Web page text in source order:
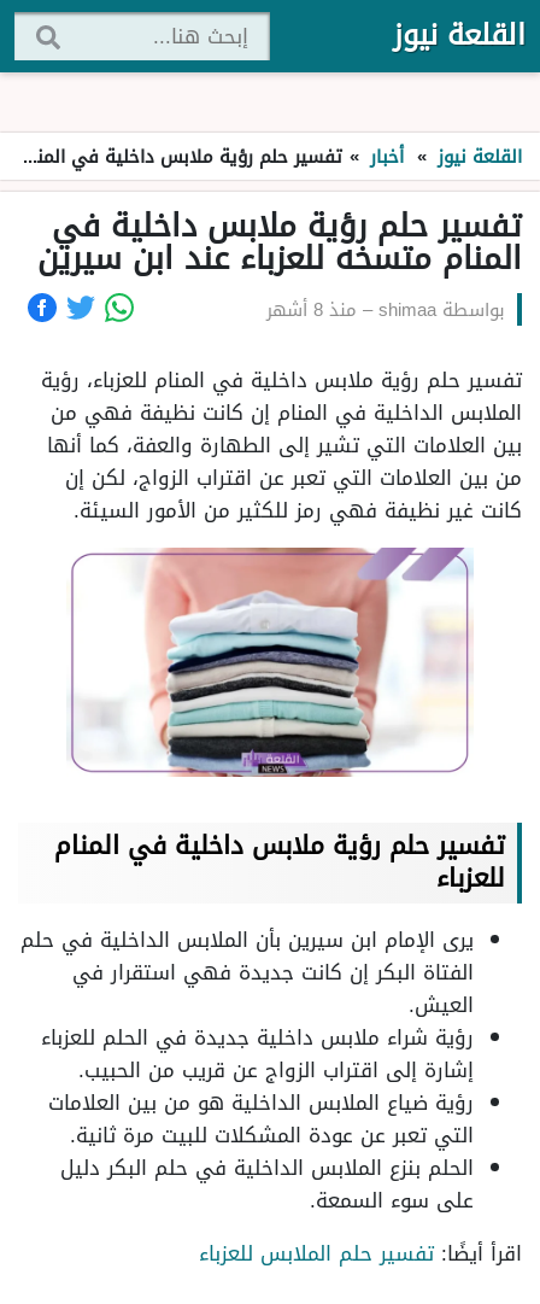
القلعة نيوز
القلعة نيوز » أخبار » تفسير حلم رؤية ملابس داخلية في المنام متسخه للعزباء عند ابن سيرين
تفسير حلم رؤية ملابس داخلية في
المنام متسخه للعزباء عند ابن سيرين
بواسطةshimaa
– منذ 8 أشهر
تفسير حلم رؤية ملابس داخلية في المنام للعزباء، رؤية
الملابس الداخلية في المنام إن كانت نظيفة فهي من
بين العلامات التي تشير إلى الطهارة والعفة، كما أنها
من بين العلامات التي تعبر عن اقتراب الزواج، لكن إن
كانت غير نظيفة فهي رمز للكثير من الأمور السيئة.
تفسير حلم رؤية ملابس داخلية في المنام
للعزباء
يرى الإمام ابن سيرين بأن الملابس الداخلية في حلم
الفتاة البكر إن كانت جديدة فهي استقرار في
العيش.
رؤية شراء ملابس داخلية جديدة في الحلم للعزباء
إشارة إلى اقتراب الزواج عن قريب من الحبيب.
رؤية ضياع الملابس الداخلية هو من بين العلامات
التي تعبر عن عودة المشكلات للبيت مرة ثانية.
الحلم بنزع الملابس الداخلية في حلم البكر دليل
على سوء السمعة.
اقرأ أيضًا:تفسير حلم الملابس للعزباء